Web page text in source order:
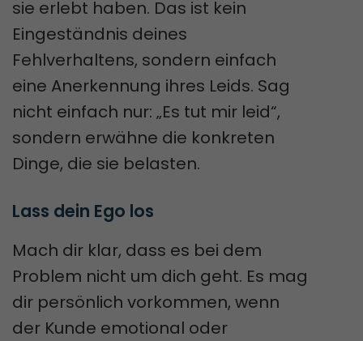
sie erlebt haben. Das ist kein
Eingeständnis deines
Fehlverhaltens, sondern einfach
eine Anerkennung ihres Leids. Sag
nicht einfach nur: „Es tut mir leid“,
sondern erwähne die konkreten
Dinge, die sie belasten.
Lass dein Ego los
Mach dir klar, dass es bei dem
Problem nicht um dich geht. Es mag
dir persönlich vorkommen, wenn
der Kunde emotional oder